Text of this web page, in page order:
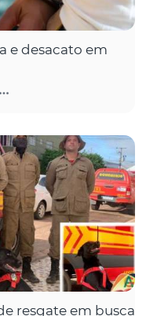
e desacato em
resgate em busca